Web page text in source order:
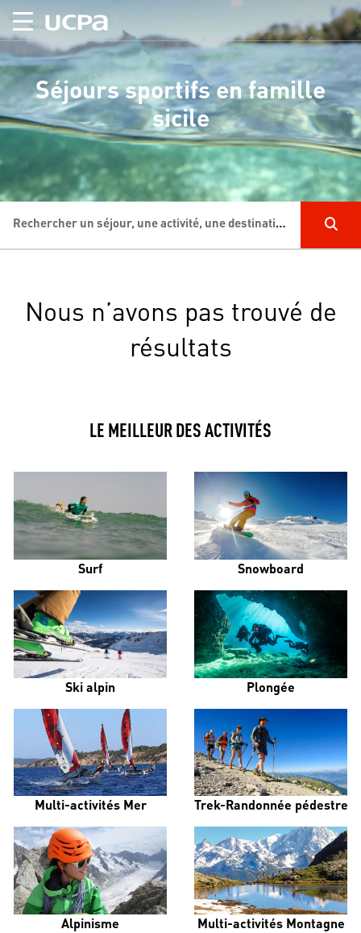
Séjours sportifs en famille
sicile
Rechercher un séjour, une activité, une destination...
Nous n’avons pas trouvé de
résultats
LE MEILLEUR DES ACTIVITÉS
Surf Snowboard
Ski alpin Plongée
Multi-activités Mer Trek-Randonnée pédestre
Alpinisme Multi-activités Montagne